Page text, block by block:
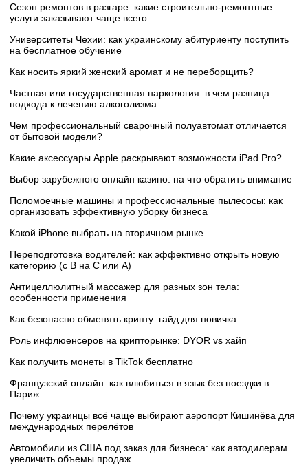
Сезон ремонтов в разгаре: какие строительно-ремонтные
услуги заказывают чаще всего
Университеты Чехии: как украинскому абитуриенту поступить
на бесплатное обучение
Как носить яркий женский аромат и не переборщить?
Частная или государственная наркология: в чем разница
подхода к лечению алкоголизма
Чем профессиональный сварочный полуавтомат отличается
от бытовой модели?
Какие аксессуары Apple раскрывают возможности iPad Pro?
Выбор зарубежного онлайн казино: на что обратить внимание
Поломоечные машины и профессиональные пылесосы: как
организовать эффективную уборку бизнеса
Какой iPhone выбрать на вторичном рынке
Переподготовка водителей: как эффективно открыть новую
категорию (с B на C или А)
Антицеллюлитный массажер для разных зон тела:
особенности применения
Как безопасно обменять крипту: гайд для новичка
Роль инфлюенсеров на крипторынке: DYOR vs хайп
Как получить монеты в TikTok бесплатно
Французский онлайн: как влюбиться в язык без поездки в
Париж
Почему украинцы всё чаще выбирают аэропорт Кишинёва для
международных перелётов
Автомобили из США под заказ для бизнеса: как автодилерам
увеличить объемы продаж